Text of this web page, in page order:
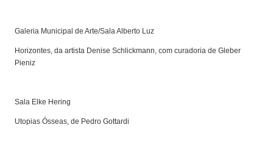
Galeria Municipal de Arte/Sala Alberto Luz
Horizontes, da artista Denise Schlickmann, com curadoria de Gleber
Pieniz
Sala Elke Hering
Utopias Ósseas, de Pedro Gottardi